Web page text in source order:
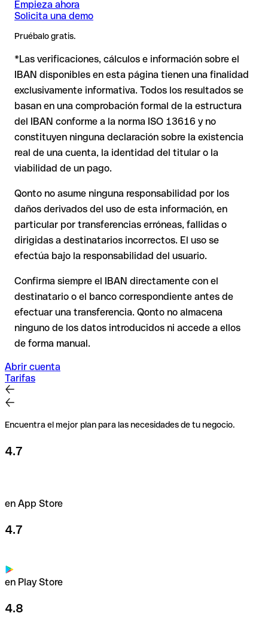
imprescindible.
GBP) pueden aplicarse comisiones de cambio adicionales.
Consulta previamente las condiciones vigentes con VTB Bank
(Deutschland) Ag.
❌ Que la cuenta esté activa y pueda recibir pagos
❌ Que el titular indicado sea el correcto
Por qué es relevante: Un IBAN puede superar todos los
controles matemáticos y no corresponder a ninguna cuenta
real (por ejemplo, si se han transpuesto dígitos y la
combinación resultante es formalmente válida).
Recomendación
: Pide al destinatario que te confirme el IBAN
o con importes elevados. La existencia de una cuenta solo
puede verificarla el propio VTB Bank (Deutschland) Ag o
mediante una transferencia de prueba.
IBAN formalmente válido pero incorrecto
genera otra combinación formalmente válida, la transferencia
se ejecuta hacia una cuenta ajena. En ese caso:
El banco receptor está obligado a colaborar en la
recuperación de los fondos.
Tu entidad puede iniciar un proceso de reclamación a
petición tuya.
La devolución no está asegurada, especialmente si el
destinatario ya ha retirado el dinero.
En transferencias internacionales fuera del espacio SEPA, la
recuperación es considerablemente más compleja y conlleva
comisiones .
Recomendación: Verifica cada IBAN antes de una
transferencia con nuestro IBAN Checker gratuito y, en caso
de duda, confírmalo directamente con el destinatario. Esta
precaución es especialmente importante con importes
elevados o nuevas relaciones comerciales.
Empieza ahora
Solicita una demo
Pruébalo gratis.
*Las verificaciones, cálculos e información sobre el
IBAN disponibles en esta página tienen una finalidad
exclusivamente informativa. Todos los resultados se
basan en una comprobación formal de la estructura
del IBAN conforme a la norma ISO 13616 y no
constituyen ninguna declaración sobre la existencia
real de una cuenta, la identidad del titular o la
viabilidad de un pago.
Qonto no asume ninguna responsabilidad por los
daños derivados del uso de esta información, en
particular por transferencias erróneas, fallidas o
dirigidas a destinatarios incorrectos. El uso se
efectúa bajo la responsabilidad del usuario.
Confirma siempre el IBAN directamente con el
destinatario o el banco correspondiente antes de
efectuar una transferencia. Qonto no almacena
ninguno de los datos introducidos ni accede a ellos
de forma manual.
Abrir cuenta
Tarifas
Encuentra el mejor plan para las necesidades de tu negocio.
4.7
en App Store
4.7
en Play Store
4.8